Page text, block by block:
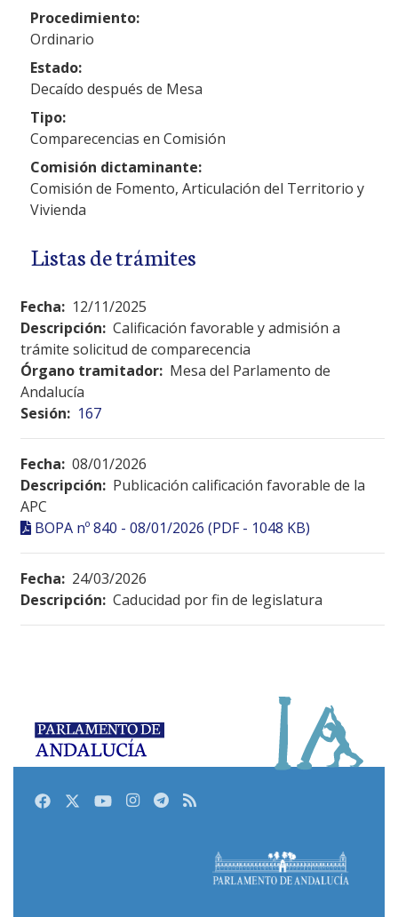
Procedimiento:
Ordinario
Estado:
Decaído después de Mesa
Tipo:
Comparecencias en Comisión
Comisión dictaminante:
Comisión de Fomento, Articulación del Territorio y
Vivienda
Listas de trámites
Fecha: 12/11/2025
Descripción: Calificación favorable y admisión a
trámite solicitud de comparecencia
Órgano tramitador: Mesa del Parlamento de
Andalucía
Sesión: 167
Fecha: 08/01/2026
Descripción: Publicación calificación favorable de la
APC
BOPA nº 840 - 08/01/2026 (PDF - 1048 KB)
Fecha: 24/03/2026
Descripción: Caducidad por fin de legislatura
FacebookTwitterYoutubeInstagram
Telegram
RSS